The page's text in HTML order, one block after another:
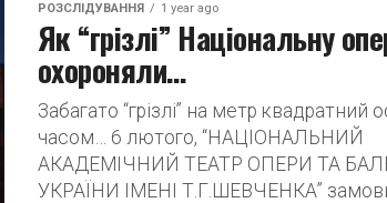
РОЗСЛІДУВАННЯ 1 year ago
Як “грізлі” Національну
охороняли…
Забагато “грізлі” на метр квадратний
часом… 6 лютого, “НАЦІОНАЛЬНИЙ
АКАДЕМІЧНИЙ ТЕАТР ОПЕРИ ТА
УКРАЇНИ ІМЕНІ Т.Г.ШЕВЧЕНКА”